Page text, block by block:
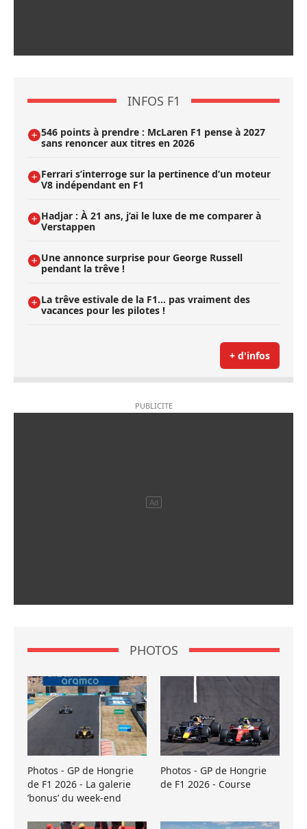
INFOS F1
546 points à prendre : McLaren F1 pense à 2027
sans renoncer aux titres en 2026
Ferrari s’interroge sur la pertinence d’un moteur
V8 indépendant en F1
Hadjar : À 21 ans, j’ai le luxe de me comparer à
Verstappen
Une annonce surprise pour George Russell
pendant la trêve !
La trêve estivale de la F1... pas vraiment des
vacances pour les pilotes !
+ d'infos
PHOTOS
Photos - GP de Hongrie
de F1 2026 - La galerie
’bonus’ du week-end
Photos - GP de Hongrie
de F1 2026 - Course